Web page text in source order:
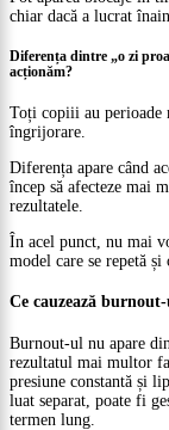
chiar dacă a lucrat
Diferența dintre „o zi
acționăm?
Toți copiii au perioade
îngrijorare.
Diferența apare când
încep să afecteze mai
rezultatele.
În acel punct, nu mai
model care se repetă
Ce cauzează
Burnout-ul nu apare
rezultatul mai multor
presiune constantă și
luat separat, poate fi
termen lung.